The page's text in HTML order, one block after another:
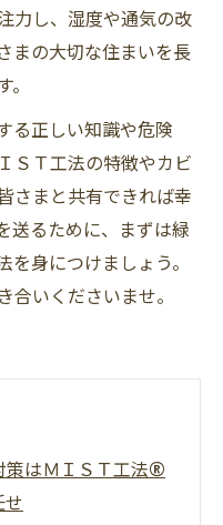
力し、湿度や通気の改
まの大切な住まいを長
る正しい知識や危険
ＳＴ工法の特徴やカビ
さまと共有できれば幸
送るために、まずは緑
身につけましょう。
合いくださいませ。
策はＭＩＳＴ工法®
せ